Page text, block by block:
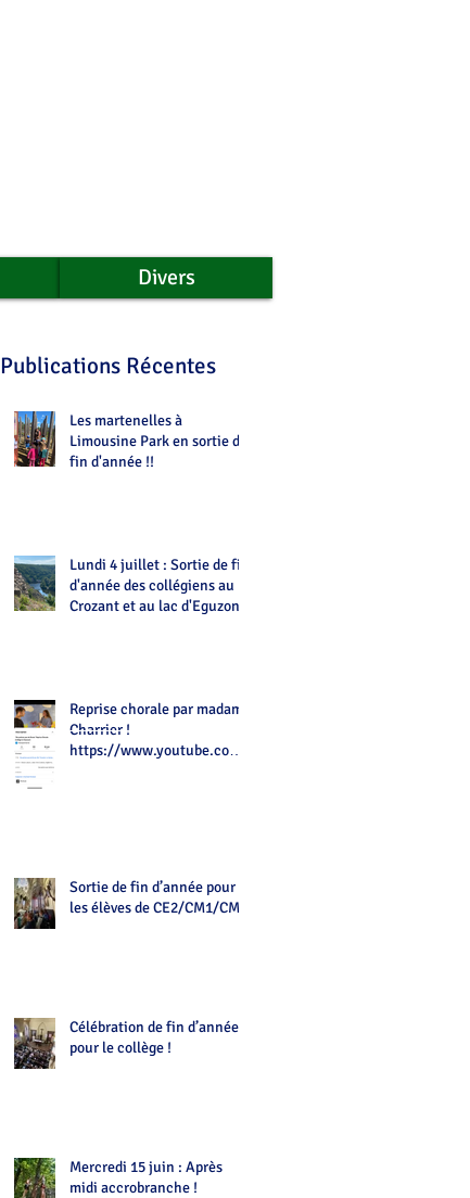
Divers
Publications Récentes
Les martenelles à
Limousine Park en sortie de
fin d'année !!
Lundi 4 juillet : Sortie de fin
d'année des collégiens au
Crozant et au lac d'Eguzon
Reprise chorale par madame
Charrier !
https://www.youtube.com/
Sortie de fin d’année pour
les élèves de CE2/CM1/CM2
Célébration de fin d’année
pour le collège !
Mercredi 15 juin : Après
midi accrobranche !